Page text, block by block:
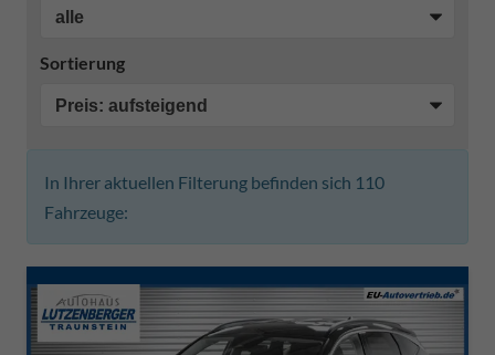
Sortierung
In Ihrer aktuellen Filterung befinden sich 110
Fahrzeuge: